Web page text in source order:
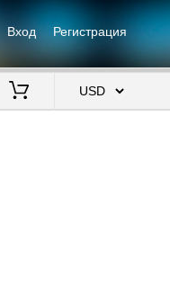
Вход Регистрация